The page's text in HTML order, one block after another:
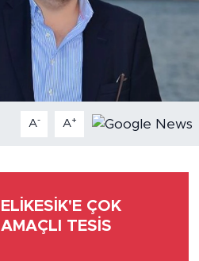
A- A+
ELİKESİK'E ÇOK
AMAÇLI TESİS